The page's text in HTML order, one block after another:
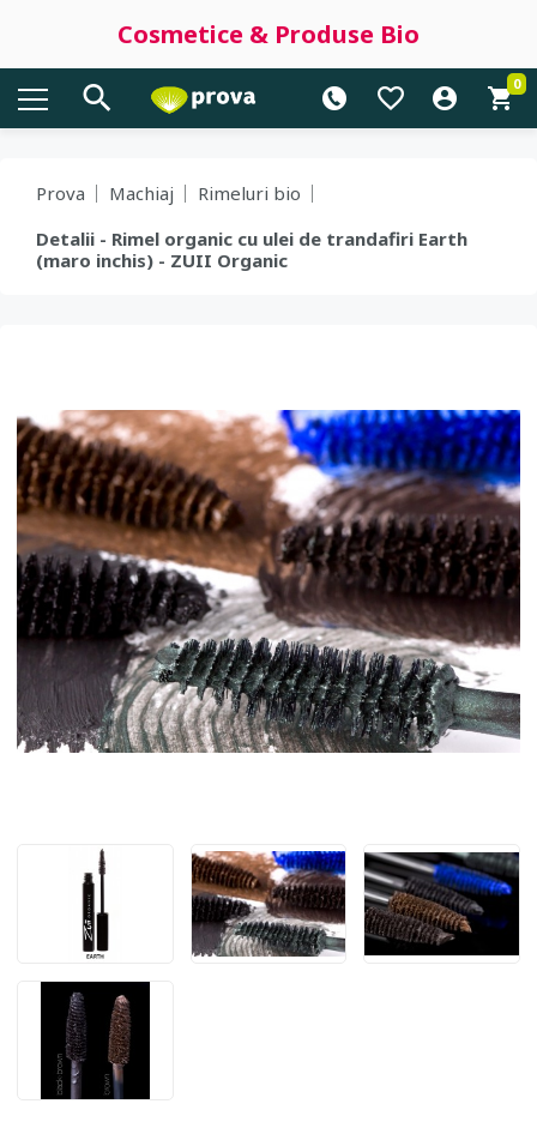
Cosmetice & Produse Bio
0
Prova Machiaj
Rimeluri bio
Detalii - Rimel organic cu ulei de trandafiri Earth
(maro inchis) - ZUII Organic